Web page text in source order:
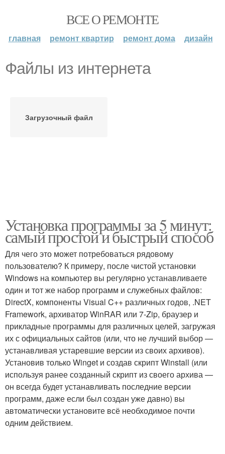
ВСЕ О РЕМОНТЕ
главная ремонт квартир ремонт дома дизайн
Файлы из интернета
Загрузочный файл
Установка программы за 5 минут:
самый простой и быстрый способ
Для чего это может потребоваться рядовому
пользователю? К примеру, после чистой установки
Windows на компьютер вы регулярно устанавливаете
один и тот же набор программ и служебных файлов:
DirectX, компоненты Visual C++ различных годов, .NET
Framework, архиватор WinRAR или 7-Zip, браузер и
прикладные программы для различных целей, загружая
их с официальных сайтов (или, что не лучший выбор —
устанавливая устаревшие версии из своих архивов).
Установив только Winget и создав скрипт Winstall (или
используя ранее созданный скрипт из своего архива —
он всегда будет устанавливать последние версии
программ, даже если был создан уже давно) вы
автоматически установите всё необходимое почти
одним действием.